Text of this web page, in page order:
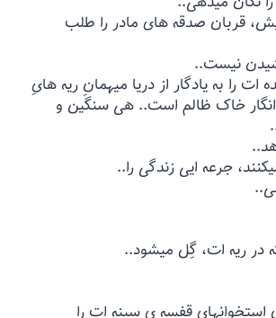
قربان صدقه های مادر را طلب
نیست..
را به یادگار از دریا میهمانِ ریه هایِ
خاک ظالم است.. هی سنگین و
جرعه ایی زندگی را‌‌..
ریه ات، گِل میشود..
قفسه ی سینه ات را